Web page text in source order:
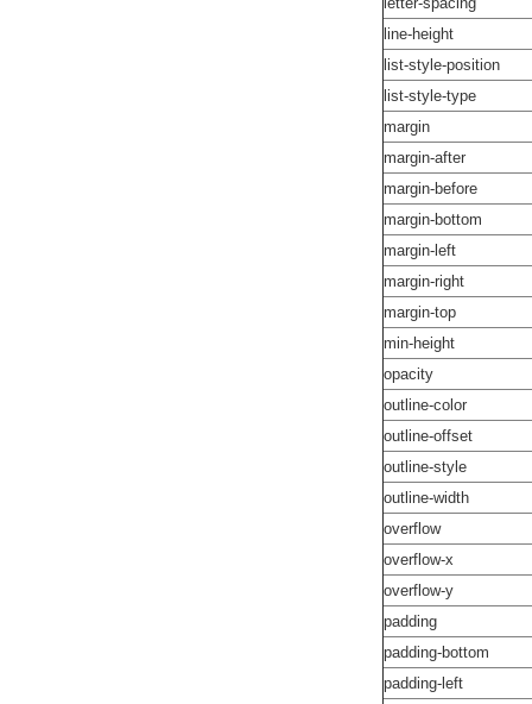
line-height
list-style-position
list-style-type
margin
margin-after
margin-before
margin-bottom
margin-left
margin-right
margin-top
min-height
opacity
outline-color
outline-offset
outline-style
outline-width
overflow
overflow-x
overflow-y
padding
padding-bottom
padding-left